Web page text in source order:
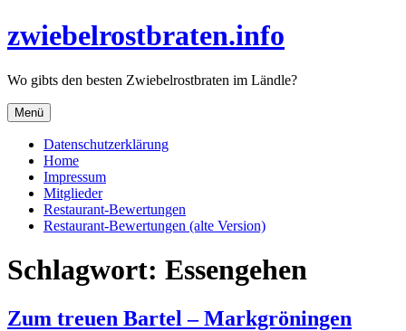
zum
zwiebelrostbraten.info
Wo gibts den besten Zwiebelrostbraten im Ländle?
Menü
Datenschutzerklärung
Home
Impressum
Mitglieder
Restaurant-Bewertungen
Restaurant-Bewertungen (alte Version)
Schlagwort: Essengehen
Zum treuen Bartel – Markgröningen